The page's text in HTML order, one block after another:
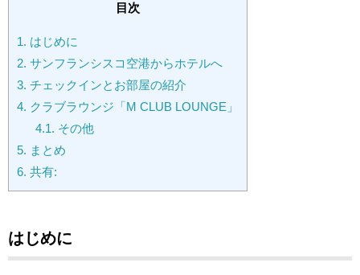
目次
1. はじめに
2. サンフランシスコ空港からホテルへ
3. チェックインとお部屋の紹介
4. クラブラウンジ「M CLUB LOUNGE」
4.1. その他
5. まとめ
6. 共有:
はじめに